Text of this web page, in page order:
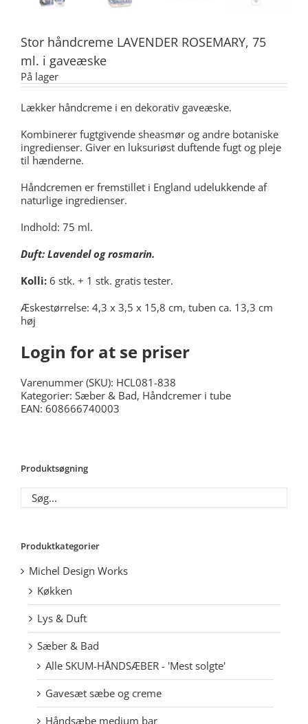
Stor håndcreme LAVENDER ROSEMARY, 75
ml. i gaveæske
På lager
Lækker håndcreme i en dekorativ gaveæske.
Kombinerer fugtgivende sheasmør og andre botaniske
ingredienser. Giver en luksuriøst duftende fugt og pleje
til hænderne.
Håndcremen er fremstillet i England udelukkende af
naturlige ingredienser.
Indhold: 75 ml.
Duft: Lavendel og rosmarin.
Kolli: 6 stk. + 1 stk. gratis tester.
Æskestørrelse: 4,3 x 3,5 x 15,8 cm, tuben ca. 13,3 cm
høj
Login for at se priser
Varenummer (SKU): HCL081-838
Kategorier: Sæber & Bad, Håndcremer i tube
EAN: 608666740003
Produktsøgning
Produktkategorier
Michel Design Works
Køkken
Lys & Duft
Sæber & Bad
Alle SKUM-HÅNDSÆBER - 'Mest solgte'
Gavesæt sæbe og creme
Håndsæbe medium bar